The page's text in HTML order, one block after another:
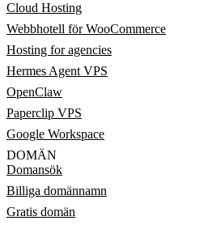
Cloud Hosting
Webbhotell för WooCommerce
Hosting for agencies
Hermes Agent VPS
OpenClaw
Paperclip VPS
Google Workspace
DOMÄN
Domansök
Billiga domännamn
Gratis domän